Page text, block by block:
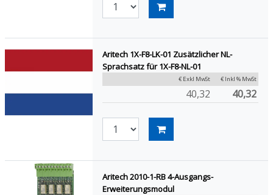
Aritech 1X-F8-LK-01 Zusätzlicher NL-
Sprachsatz für 1X-F8-NL-01
€ Exkl MwSt € Inkl % MwSt
40,32 40,32
Aritech 2010-1-RB 4-Ausgangs-
Erweiterungsmodul